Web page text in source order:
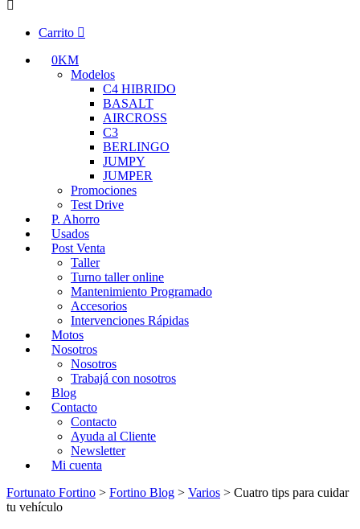
Carrito
0KM
Modelos
C4 HIBRIDO
BASALT
AIRCROSS
C3
BERLINGO
JUMPY
JUMPER
Promociones
Test Drive
P. Ahorro
Usados
Post Venta
Taller
Turno taller online
Mantenimiento Programado
Accesorios
Intervenciones Rápidas
Motos
Nosotros
Nosotros
Trabajá con nosotros
Blog
Contacto
Contacto
Ayuda al Cliente
Newsletter
Mi cuenta
Fortunato Fortino > Fortino Blog > Varios > Cuatro tips para cuidar
tu vehículo